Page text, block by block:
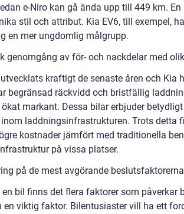
e-Niro kan gå ända upp till 449 km.
stil och attribut. Kia EV6, till exempel,
en mer ungdomlig målgrupp.
genomgång av för- och nackdelar med
kraftigt de senaste åren och
begränsad räckvidd och bristfällig
markant. Dessa bilar erbjuder
laddningsinfrastrukturen. Trots detta
kostnader jämfört med traditionella
på vissa platser.
på de mest avgörande
bil finns det flera faktorer som påverkar
en viktig faktor. Bilentusiaster vill ha ett